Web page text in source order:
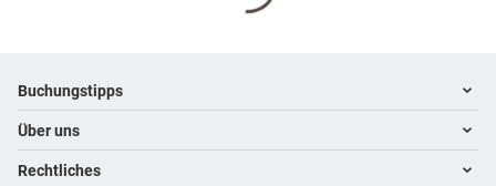
Footer navigation
Buchungstipps
Warum im Reisebüro buchen
Hoteltipps
Über uns
Kontakt
Rechtliches